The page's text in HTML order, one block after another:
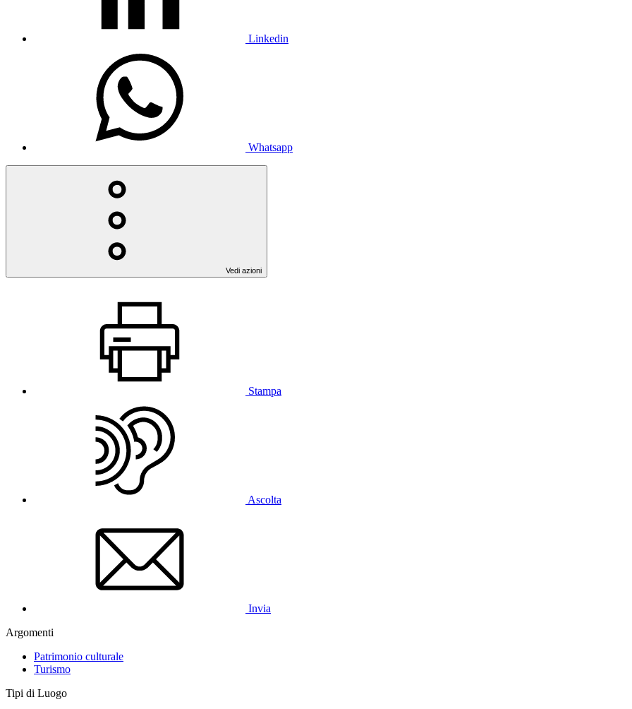
Linkedin
Whatsapp
Vedi azioni
Stampa
Ascolta
Invia
Argomenti
Patrimonio culturale
Turismo
Tipi di Luogo